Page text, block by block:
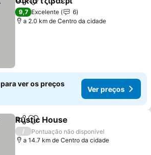
PartilharAdicionar aos favoritos
9,7 Excelente
6
a 2.0 km de Centro da cidade
ver os preços
Ver preços
PartilharAdicionar aos favoritos
Rustic House
/
Pontuação não disponível
a 14.7 km de Centro da cidade